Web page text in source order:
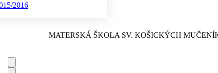
2016
MATERSKÁ ŠKOLA SV. KOŠICKÝCH